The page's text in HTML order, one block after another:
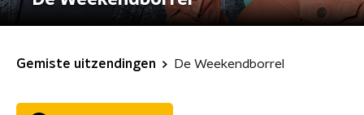
Gemiste uitzendingen De Weekendborrel